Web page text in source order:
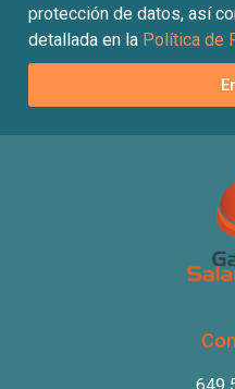
protección de datos, así
detallada en la Política de